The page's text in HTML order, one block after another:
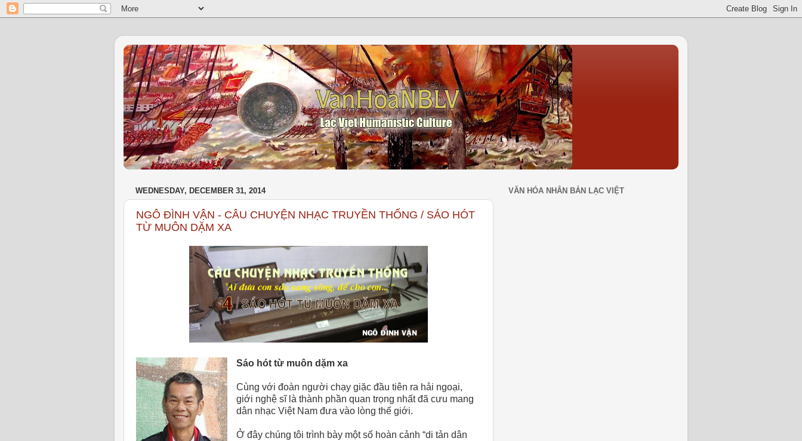
WEDNESDAY, DECEMBER 31, 2014
NGÔ ĐÌNH VẬN - CÂU CHUYỆN NHẠC TRUYỀN THỐNG / SÁO HÓT
TỪ MUÔN DẶM XA
Sáo hót từ muôn dặm xa
Cùng với đoàn người chạy giặc đầu tiên ra hải ngoại,
giới nghệ sĩ là thành phần quan trọng nhất đã cưu mang
dân nhạc Việt Nam đưa vào lòng thế giới.
Ở đây chúng tôi trình bày một số hoàn cảnh “di tản dân
VĂN HÓA NHÂN BẢN LẠC VIỆT